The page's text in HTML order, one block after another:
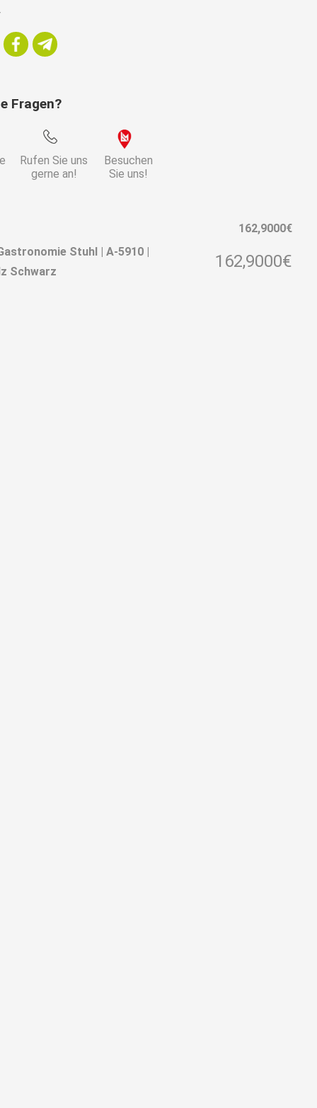
Fragen?
Rufen Sie uns
gerne an!
Besuchen
Sie uns!
162,9000€
Stuhl | A-5910 |
Schwarz
162,9000€